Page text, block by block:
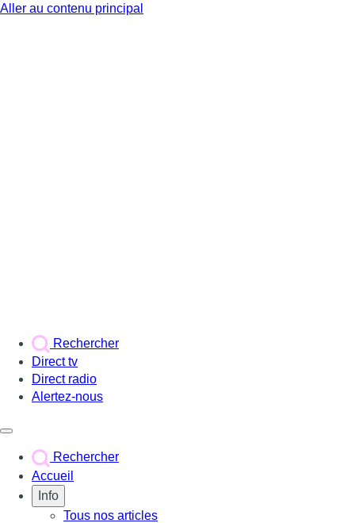
Aller au contenu principal
Rechercher
Direct tv
Direct radio
Alertez-nous
Rechercher
Accueil
Info
Tous nos articles